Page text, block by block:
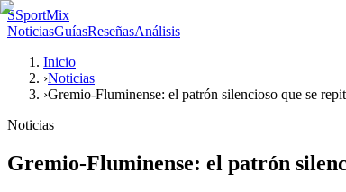
SSportMix
NoticiasGuíasReseñasAnálisis
Inicio
›Noticias
›Gremio-Fluminense: el patrón silencioso que se
Noticias
Gremio-Fluminense: el patrón